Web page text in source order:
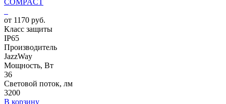
от 1170 руб.
Класс защиты
IP65
Производитель
JazzWay
Мощность, Вт
36
Световой поток, лм
3200
В корзину